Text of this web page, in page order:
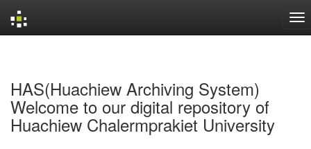
HAS(Huachiew Archiving System)
Welcome to our digital repository of
Huachiew Chalermprakiet University